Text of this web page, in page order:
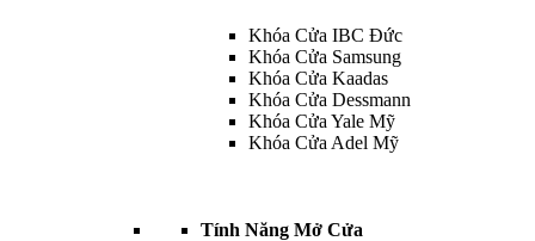
Khóa Cửa IBC Đức
Khóa Cửa Samsung
Khóa Cửa Kaadas
Khóa Cửa Dessmann
Khóa Cửa Yale Mỹ
Khóa Cửa Adel Mỹ
Tính Năng Mở Cửa